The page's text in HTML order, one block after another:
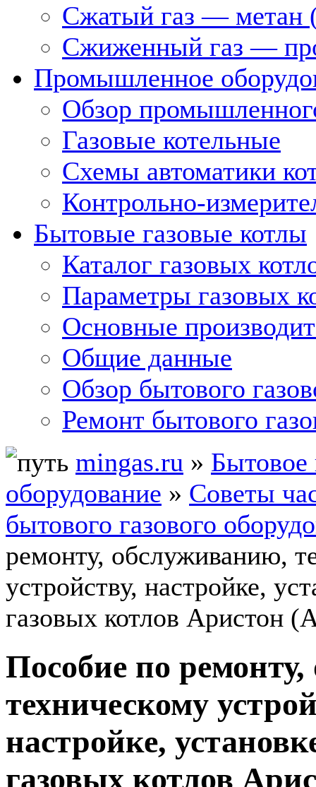
Сжатый газ — метан
Сжиженный газ —
Промышленное
Обзор
Газовые котельные
Схемы автоматики
Контрольно-
Бытовые газовые котлы
Каталог газовых
Параметры газовых
Основные
Общие данные
Обзор бытового
Ремонт бытового
mingas.ru » Бытовое
оборудование » Советы
бытового газового
ремонту, обслуживанию,
устройству, настройке,
газовых котлов Аристон
Пособие по
техническому
настройке,
газовых котлов